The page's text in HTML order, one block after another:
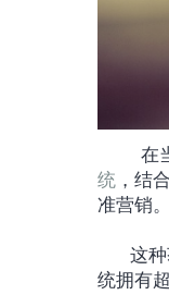
统 ，结
准营销。
统拥有